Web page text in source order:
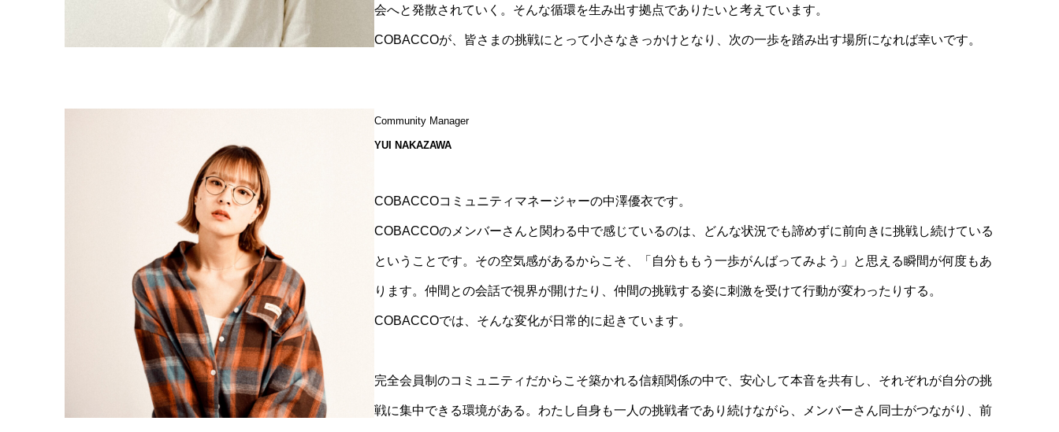
会へと発散されていく。そんな循環を生み出す拠点でありたいと考えています。
COBACCOが、皆さまの挑戦にとって小さなきっかけとなり、次の一歩を踏み出す場所になれば幸いです。
Community Manager
YUI NAKAZAWA
COBACCOコミュニティマネージャーの中澤優衣です。
COBACCOのメンバーさんと関わる中で感じているのは、どんな状況でも諦めずに前向きに挑戦し続けている
ということです。その空気感があるからこそ、「自分ももう一歩がんばってみよう」と思える瞬間が何度もあ
ります。仲間との会話で視界が開けたり、仲間の挑戦する姿に刺激を受けて行動が変わったりする。
COBACCOでは、そんな変化が日常的に起きています。
完全会員制のコミュニティだからこそ築かれる信頼関係の中で、安心して本音を共有し、それぞれが自分の挑
戦に集中できる環境がある。わたし自身も一人の挑戦者であり続けながら、メンバーさん同士がつながり、前